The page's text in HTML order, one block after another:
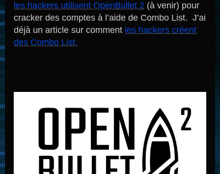
les hackers utilisent OpenBullet 2 (à venir) pour
cracker des comptes à l’aide de Combo List. J’ai
déjà un article sur comment les hackers créent
des Combo List.